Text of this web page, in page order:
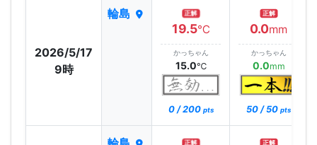
2026/5/17
9時
輪島 正解
19.5℃
かっちゃん
15.0℃
0 / 200 pts
正解
0.0mm
かっちゃん
0.0mm
50 / 50 pts
正解 正解